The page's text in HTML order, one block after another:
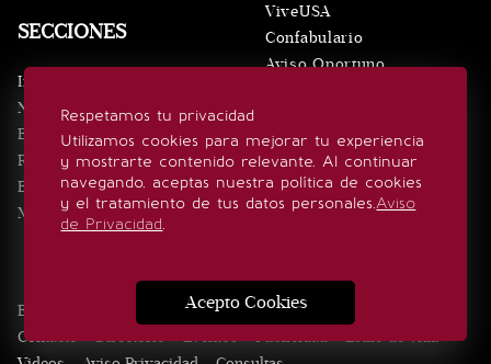
Respetamos tu privacidad
Utilizamos cookies para mejorar tu experiencia
y mostrarte contenido relevante. Al continuar
navegando, aceptas nuestra política de cookies
y el tratamiento de tus datos personales.Aviso
de Privacidad.
Acepto Cookies
SECCIONES
Inicio
Noticias
Eventos
Realeza
Estilo de vida
Minuto x Minuto
ViveUSA
Confabulario
Aviso Oportuno
SÍGUENOS
Edición Impresa Noticias Quiénes somos
Contacto
Directorio Eventos Publicidad
Estilo de vida